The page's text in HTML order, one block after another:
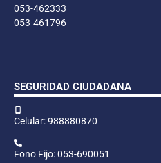
053-462333
053-461796
SEGURIDAD CIUDADANA
Celular: 988880870
Fono Fijo: 053-690051